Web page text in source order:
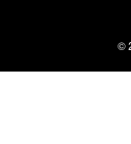
©